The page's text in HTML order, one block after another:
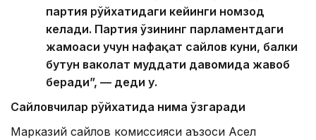
партия рўйхатидаги кейинги номзод
келади. Партия ўзининг парламентдаги
жамоаси учун нафақат сайлов куни, балки
бутун ваколат муддати давомида жавоб
беради”, — деди у.
Сайловчилар рўйхатида нима ўзгаради
Марказий сайлов комиссияси аъзоси Асел